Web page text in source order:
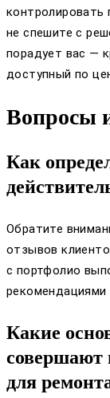
контролировать
не спешите с
порадует вас —
доступный по
Вопросы
Как
Обратите
отзывов
с портфолио
Какие
совершают
для